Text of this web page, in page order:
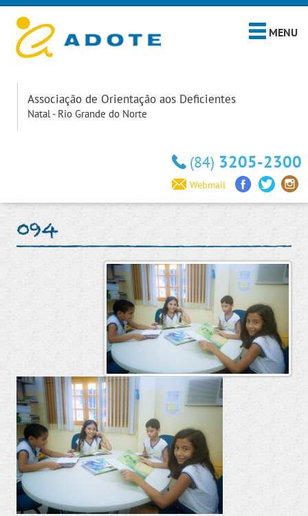
MENU
Associação de Orientação aos Deficientes
Natal - Rio Grande do Norte
(84) 3205-2300
Webmail
094